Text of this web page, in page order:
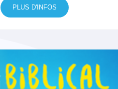
PLUS D'INFOS